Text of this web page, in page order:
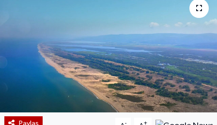
Paylaş - +